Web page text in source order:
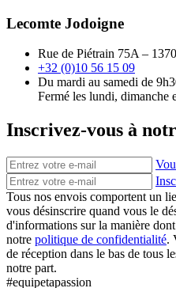
Lecomte Jodoigne
Rue de Piétrain 75A –
+32 (0)10 56 15 09
Du mardi au samedi de
Fermé les lundi, dimanche
Inscrivez-vous à
Tous nos envois comportent un
vous désinscrire quand vous le
d'informations sur la manière
notre politique de confidentialité.
de réception dans le bas de tous
notre part.
#equipetapassion